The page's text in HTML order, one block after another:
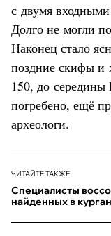
с двумя
Долго не могли
Наконец стало
поздние скифы и
150, до
погребено, ещё
археологи.
ЧИТАЙТЕ ТАКЖЕ
Специалисты
найденных в